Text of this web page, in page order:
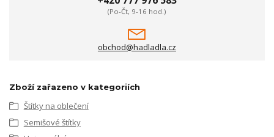
(Po-Čt, 9-16 hod.)
obchod@hadladla.cz
Zboží zařazeno v kategoriích
Štítky na oblečení
Semišové štítky